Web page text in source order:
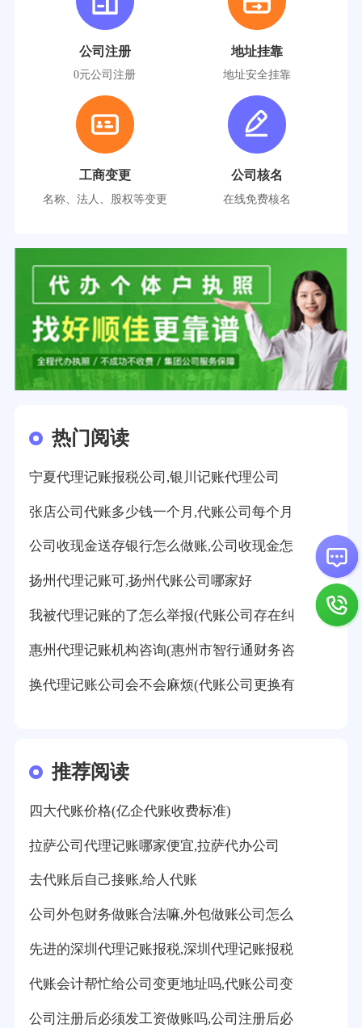
公司注册
0元公司注册
地址挂靠
地址安全挂靠
工商变更
名称、法人、股权等变更
公司核名
在线免费核名
热门阅读
宁夏代理记账报税公司,银川记账代理公司
张店公司代账多少钱一个月,代账公司每个月
公司收现金送存银行怎么做账,公司收现金怎
扬州代理记账可,扬州代账公司哪家好
我被代理记账的了怎么举报(代账公司存在纠
惠州代理记账机构咨询(惠州市智行通财务咨
换代理记账公司会不会麻烦(代账公司更换有
推荐阅读
四大代账价格(亿企代账收费标准)
拉萨公司代理记账哪家便宜,拉萨代办公司
去代账后自己接账,给人代账
公司外包财务做账合法嘛,外包做账公司怎么
先进的深圳代理记账报税,深圳代理记账报税
代账会计帮忙给公司变更地址吗,代账公司变
公司注册后必须发工资做账吗,公司注册后必